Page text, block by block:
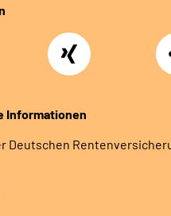
Xing
Informationen
Deutschen